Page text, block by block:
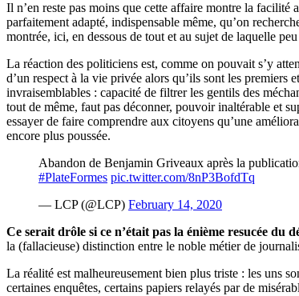
Il n’en reste pas moins que cette affaire montre la
parfaitement adapté, indispensable même, qu’on
montrée, ici, en dessous de tout et au sujet de laquelle
La réaction des politiciens est, comme on pouvait s’y
d’un respect à la vie privée alors qu’ils sont les premiers
invraisemblables : capacité de filtrer les gentils des
tout de même, faut pas déconner, pouvoir inaltérable et
essayer de faire comprendre aux citoyens qu’une
encore plus poussée.
Abandon de Benjamin Griveaux après la
#PlateFormes pic.twitter.com/8nP3BofdTq
— LCP (@LCP) February 14, 2020
Ce serait drôle si ce n’était pas la énième resucée du
la (fallacieuse) distinction entre le noble métier de
La réalité est malheureusement bien plus triste : les uns
certaines enquêtes, certains papiers relayés par de